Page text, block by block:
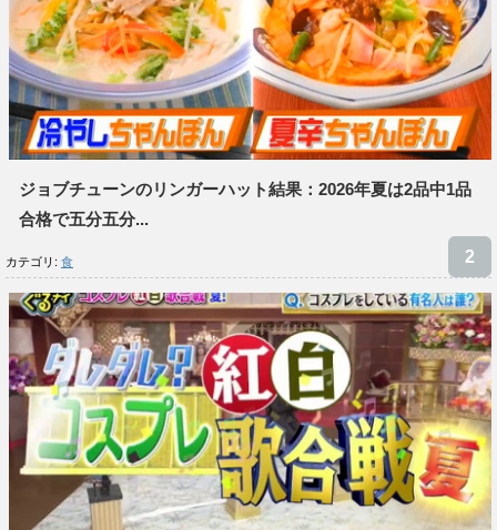
ジョブチューンのリンガーハット結果：2026年夏は2品中1品
合格で五分五分...
カテゴリ: 食